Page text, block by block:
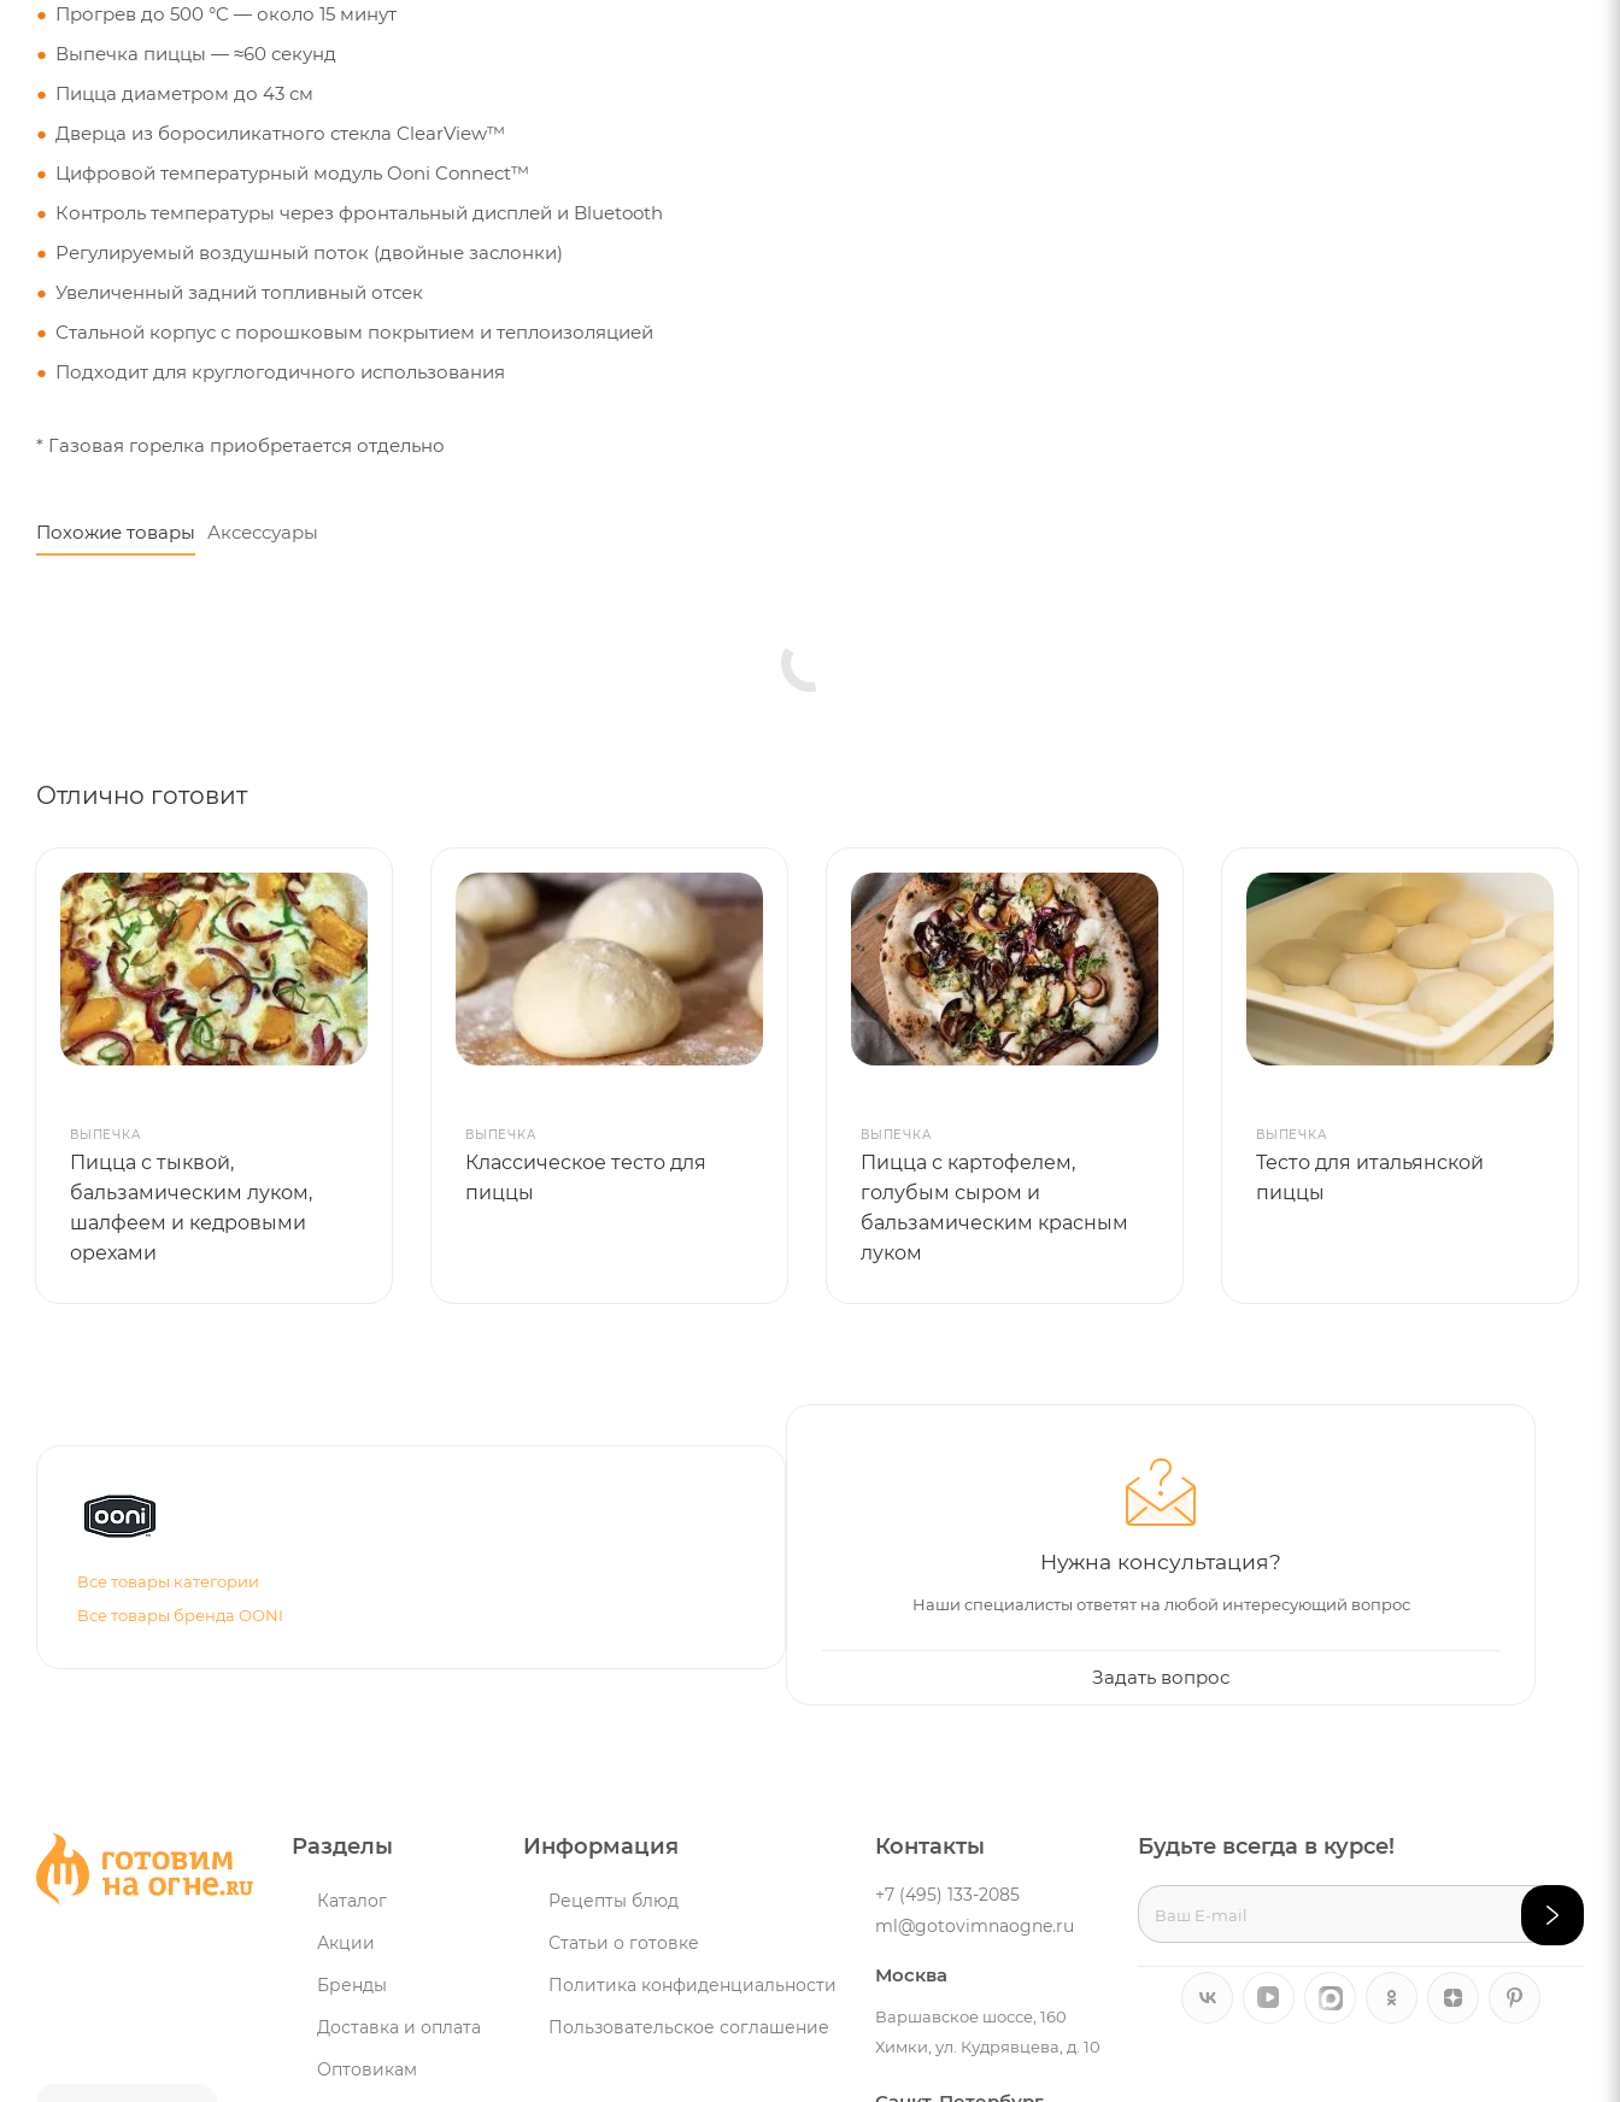
Прогрев до 500 °C — около 15 минут
Выпечка пиццы — ≈60 секунд
Пицца диаметром до 43 см
Дверца из боросиликатного стекла ClearView™
Цифровой температурный модуль Ooni Connect™
Контроль температуры через фронтальный дисплей и Bluetooth
Регулируемый воздушный поток (двойные заслонки)
Увеличенный задний топливный отсек
Стальной корпус с порошковым покрытием и теплоизоляцией
Подходит для круглогодичного использования
* Газовая горелка приобретается отдельно
Похожие товары Аксессуары
Отлично готовит
ВЫПЕЧКА
Пицца с тыквой,
бальзамическим луком,
шалфеем и кедровыми
орехами
ВЫПЕЧКА
Классическое тесто для
пиццы
ВЫПЕЧКА
Пицца с картофелем,
голубым сыром и
бальзамическим красным
луком
ВЫПЕЧКА
Тесто для итальянской
пиццы
Все товары категории
Все товары бренда OONI
Нужна консультация?
Наши специалисты ответят на любой интересующий вопрос
Задать вопрос
Разделы
Каталог
Акции
Бренды
Доставка и оплата
Оптовикам
Информация
Рецепты блюд
Статьи о готовке
Политика конфиденциальности
Пользовательское соглашение
Контакты
+7 (495) 133-2085
ml@gotovimnaogne.ru
Москва
Варшавское шоссе, 160
Химки, ул. Кудрявцева, д. 10
Будьте всегда в курсе!